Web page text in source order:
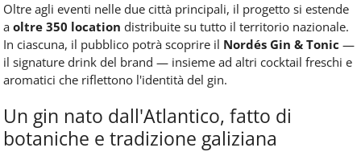
Oltre agli eventi nelle due città principali, il progetto si estende
a oltre 350 location distribuite su tutto il territorio nazionale.
In ciascuna, il pubblico potrà scoprire il Nordés Gin & Tonic —
il signature drink del brand — insieme ad altri cocktail freschi e
aromatici che riflettono l'identità del gin.
Un gin nato dall'Atlantico, fatto di
botaniche e tradizione galiziana